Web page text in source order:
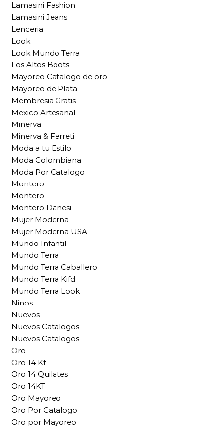
Lamasini Fashion
Lamasini Jeans
Lenceria
Look
Look Mundo Terra
Los Altos Boots
Mayoreo Catalogo de oro
Mayoreo de Plata
Membresia Gratis
Mexico Artesanal
Minerva
Minerva & Ferreti
Moda a tu Estilo
Moda Colombiana
Moda Por Catalogo
Montero
Montero
Montero Danesi
Mujer Moderna
Mujer Moderna USA
Mundo Infantil
Mundo Terra
Mundo Terra Caballero
Mundo Terra Kifd
Mundo Terra Look
Ninos
Nuevos
Nuevos Catalogos
Nuevos Catalogos
Oro
Oro 14 Kt
Oro 14 Quilates
Oro 14KT
Oro Mayoreo
Oro Por Catalogo
Oro por Mayoreo